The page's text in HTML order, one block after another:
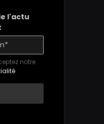
l'actu
notre
.